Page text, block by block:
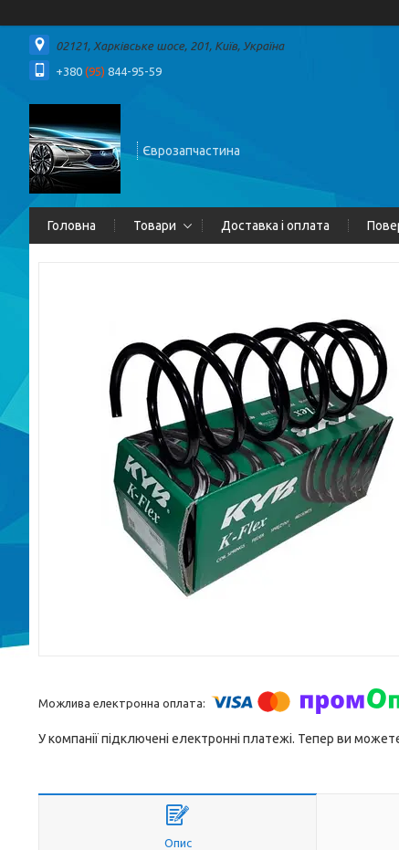
02121, Харківське шосе, 201, Київ, Україна
+380 (95) 844-95-59
Єврозапчастина
Головна Товари Доставка і оплата
У компанії підключені електронні платежі. Тепер ви
Опис